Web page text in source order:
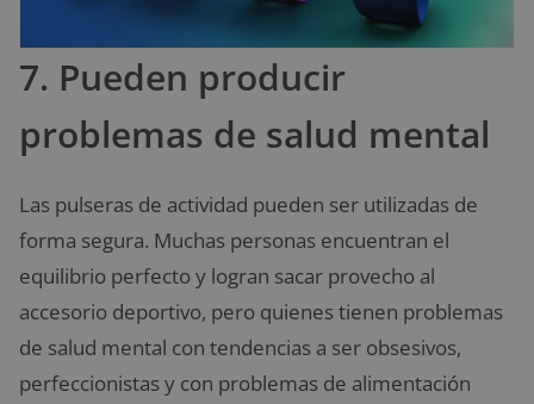
7. Pueden producir
problemas de salud mental
Las pulseras de actividad pueden ser utilizadas de
forma segura. Muchas personas encuentran el
equilibrio perfecto y logran sacar provecho al
accesorio deportivo, pero quienes tienen problemas
de salud mental con tendencias a ser obsesivos,
perfeccionistas y con problemas de alimentación